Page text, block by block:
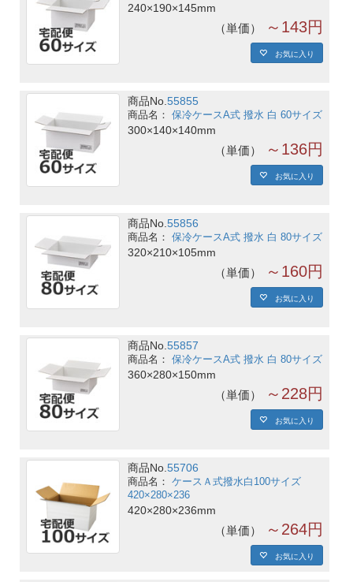
240×190×145mm
単価 ～143円
お気に入り
商品No. 55855
保冷ケースA式 撥水 白 60サイズ
300×140×140mm
単価 ～136円
お気に入り
商品No. 55856
保冷ケースA式 撥水 白 80サイズ
320×210×105mm
単価 ～160円
お気に入り
商品No. 55857
保冷ケースA式 撥水 白 80サイズ
360×280×150mm
単価 ～228円
お気に入り
商品No. 55706
ケースＡ式撥水白100サイズ
420×280×236
420×280×236mm
単価 ～264円
お気に入り